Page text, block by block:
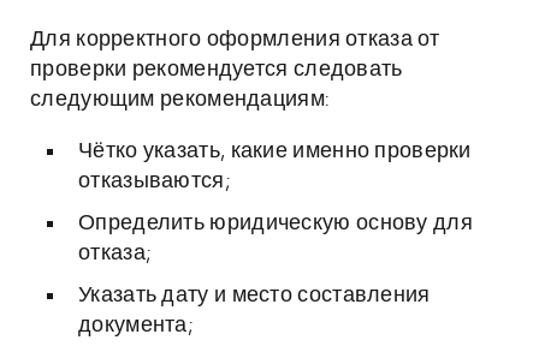
Для корректного оформления отказа от
проверки рекомендуется следовать
следующим рекомендациям:
Чётко указать, какие именно проверки
отказываются;
Определить юридическую основу для
отказа;
Указать дату и место составления
документа;